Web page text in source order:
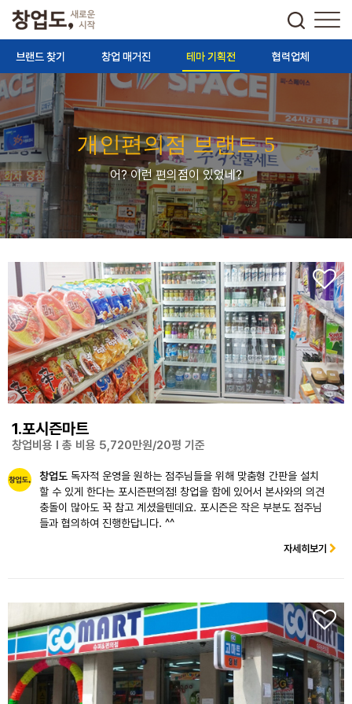
브랜드 찾기 창업 매거진 테마 기획전 협력업체
개인편의점 브랜드 5
어? 이런 편의점이 있었네?
1.포시즌마트
창업비용 l 총 비용 5,720만원/20평 기준
창업도 독자적 운영을 원하는 점주님들을 위해 맞춤형 간판을 설치
할 수 있게 한다는 포시즌편의점! 창업을 함에 있어서 본사와의 의견
충돌이 많아도 꾹 참고 계셨을텐데요. 포시즌은 작은 부분도 점주님
들과 협의하여 진행한답니다. ^^
자세히보기